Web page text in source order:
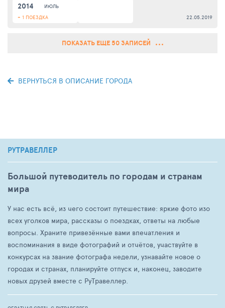
2014
ИЮЛЬ
+ 1 ПОЕЗДКА
22.05.2019
ПОКАЗАТЬ ЕЩЕ 50 ЗАПИСЕЙ
ВЕРНУТЬСЯ В ОПИСАНИЕ ГОРОДА
РУТРАВЕЛЛЕР
Большой путеводитель по городам и странам
мира
У нас есть всё, из чего состоит путешествие: яркие фото изо
всех уголков мира, рассказы о поездках, ответы на любые
вопросы. Храните привезённые вами впечатления и
воспоминания в виде фотографий и отчётов, участвуйте в
конкурсах на звание фотографа недели, узнавайте новое о
городах и странах, планируйте отпуск и, наконец, заводите
новых друзей вместе с РуТравеллер.